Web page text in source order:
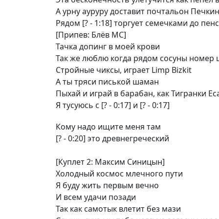
А урну ауруру доставит почтальон Печкин
Рядом [? - 1:18] торгует семечками до
[Припев: Блёв МС]
Тачка допинг в моей крови
Так же люблю когда рядом сосуны номер
Стройные чиксы, играет Limp Bizkit
А ты тряси писькой шаман
Пыхай и играй в барабан, как Тигранки
Я тусуюсь с [? - 0:17] и [? - 0:17]
Кому надо ищите меня там
[? - 0:20] это древнегреческий
[Куплет 2: Максим Синицын]
Холодный космос млечного пути
Я буду жить первым вечно
И всем удачи позади
Так как самотык влетит без мази